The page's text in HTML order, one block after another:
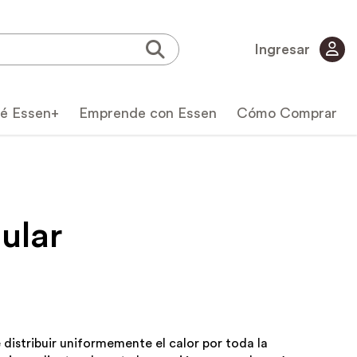
Ingresar
Essen+ Emprende con Essen Cómo Comprar
distribuir uniformemente el calor por toda la